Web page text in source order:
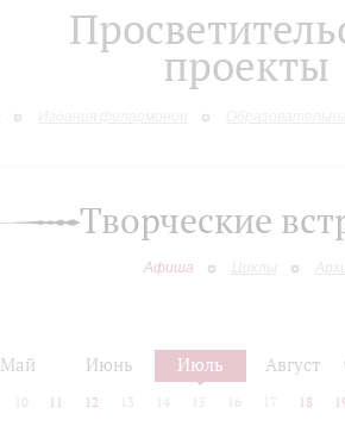
проекты
Творческие
Афиша Циклы
Май Июнь Июль Август
10 11 12 13 14 15 16 17 18